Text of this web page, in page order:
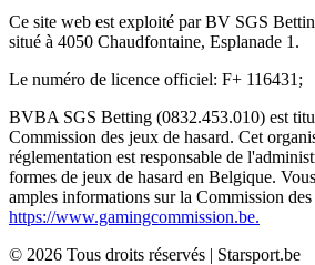
Ce site web est exploité par BV SGS
situé à 4050 Chaudfontaine, Esplanade 1.
Le numéro de licence officiel: F+ 116431;
BVBA SGS Betting (0832.453.010) est
Commission des jeux de hasard. Cet
réglementation est responsable de
formes de jeux de hasard en Belgique.
amples informations sur la Commission
https://www.gamingcommission.be.
© 2026 Tous droits réservés | Starsport.be